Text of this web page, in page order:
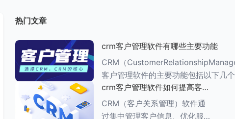
热门文章
crm客户管理软件有哪些主要功能
CRM（
客户管理软件的主要功能包括以下几
###一、客户信息管理 CRM系统的核心功能是
客户信息管理
crm客户管理软件如何提高客户
满意度
CRM（客户关系管理）软件通
过集中管理客户信息、优化服务